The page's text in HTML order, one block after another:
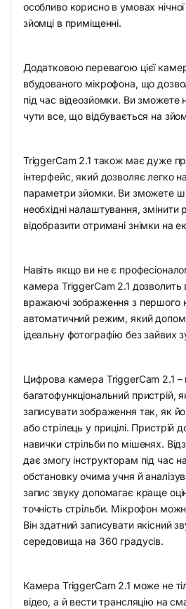
особливо корисно в умовах
зйомці в приміщенні.
Додатковою перевагою цієї
вбудованого мікрофона, що
під час відеозйомки. Ви зможете
чути все, що відбувається на
TriggerCam 2.1 також має дуже
інтерфейс, який дозволяє легко
параметри зйомки. Ви зможете
необхідні налаштування,
відобразити отримані знімки на
Навіть якщо ви не є
камера TriggerCam 2.1
вражаючі зображення з першого
автоматичний режим, який
ідеальну фотографію без зайвих
Цифрова камера TriggerCam 2.1 –
багатофункціональний пристрій,
записувати зображення так, як
або стрілець у прицілі. Пристрій
навички стрільби по мішенях.
дає змогу інструкторам під час
обстановку очима учня й
запис звуку допомагає краще
точність стрільби. Мікрофон
Він здатний записувати якісний
середовища на 360 градусів.
Камера TriggerCam 2.1 може не
відео, а й вести трансляцію на